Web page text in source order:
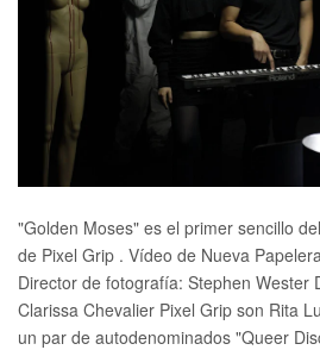
"Golden Moses" es el primer sencillo
de Pixel Grip . Vídeo de Nueva
Director de fotografía: Stephen Wester
Clarissa Chevalier Pixel Grip son Rita
un par de autodenominados "Queer